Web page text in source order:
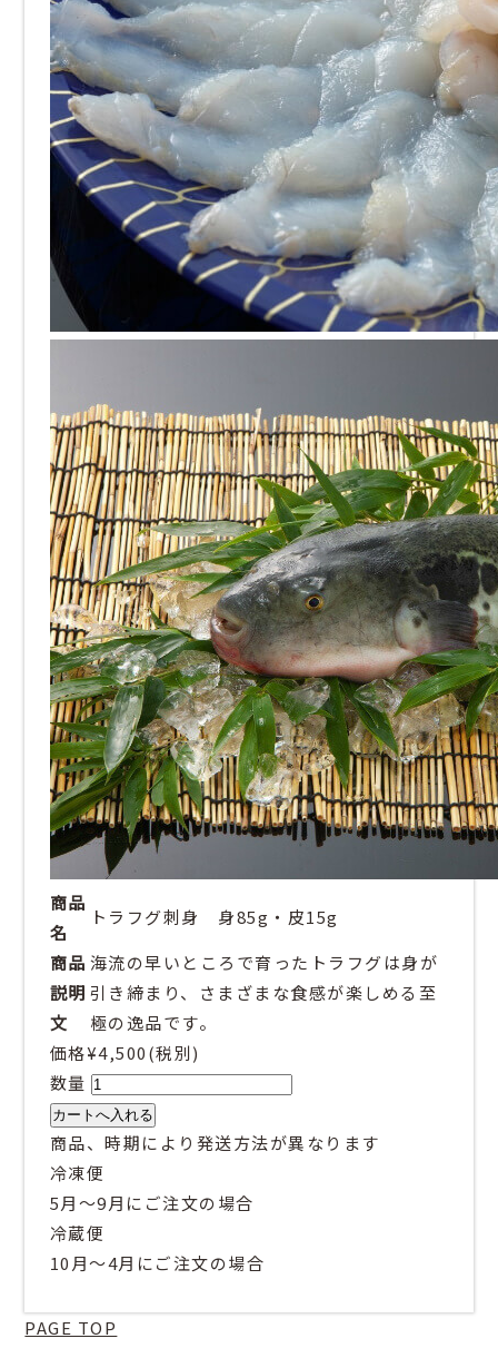
商品
名
トラフグ刺身 身85g・皮15g
商品
説明
文
海流の早いところで育ったトラフグは身が
引き締まり、さまざまな食感が楽しめる至
極の逸品です。
価格¥4,500(税別)
数量
商品、時期により発送方法が異なります
冷凍便
5月～9月にご注文の場合
冷蔵便
10月～4月にご注文の場合
PAGE TOP